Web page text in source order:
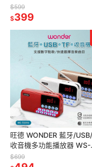
色/銀色)
$599
$399
旺德 WONDER 藍牙/
收音機多功能播放器 WS-
T039U
$699